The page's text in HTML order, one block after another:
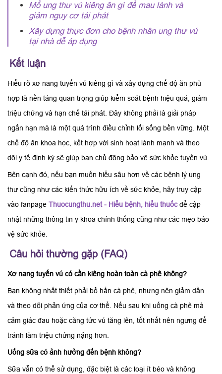
Mổ ung thư vú kiêng ăn gì để mau lành và
giảm nguy cơ tái phát
Xây dựng thực đơn cho bệnh nhân ung thư vú
tại nhà dễ áp dụng
Kết luận
Hiểu rõ xơ nang tuyến vú kiêng gì và xây dựng chế độ ăn phù
hợp là nền tảng quan trọng giúp kiểm soát bệnh hiệu quả, giảm
triệu chứng và hạn chế tái phát. Đây không phải là giải pháp
ngắn hạn mà là một quá trình điều chỉnh lối sống bền vững. Một
chế độ ăn khoa học, kết hợp với sinh hoạt lành mạnh và theo
dõi y tế định kỳ sẽ giúp bạn chủ động bảo vệ sức khỏe tuyến vú.
Bên cạnh đó, nếu bạn muốn hiểu sâu hơn về các bệnh lý ung
thư cũng như các kiến thức hữu ích về sức khỏe, hãy truy cập
vào fanpage Thuocungthu.net - Hiểu bệnh, hiểu thuốcđể cập
nhật những thông tin y khoa chính thống cũng như các mẹo bảo
vệ sức khỏe.
Câu hỏi thường gặp (FAQ)
Xơ nang tuyến vú có cần kiêng hoàn toàn cà phê không?
Bạn không nhất thiết phải bỏ hẳn cà phê, nhưng nên giảm dần
và theo dõi phản ứng của cơ thể. Nếu sau khi uống cà phê mà
cảm giác đau hoặc căng tức vú tăng lên, tốt nhất nên ngưng để
tránh làm triệu chứng nặng hơn.
Uống sữa có ảnh hưởng đến bệnh không?
Sữa vẫn có thể sử dụng, đặc biệt là các loại ít béo và không